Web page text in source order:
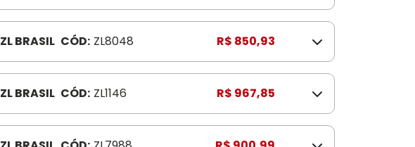
ZL BRASIL CÓD: ZL8048 R$ 850,93
ZL BRASIL CÓD: ZL1146 R$ 967,85